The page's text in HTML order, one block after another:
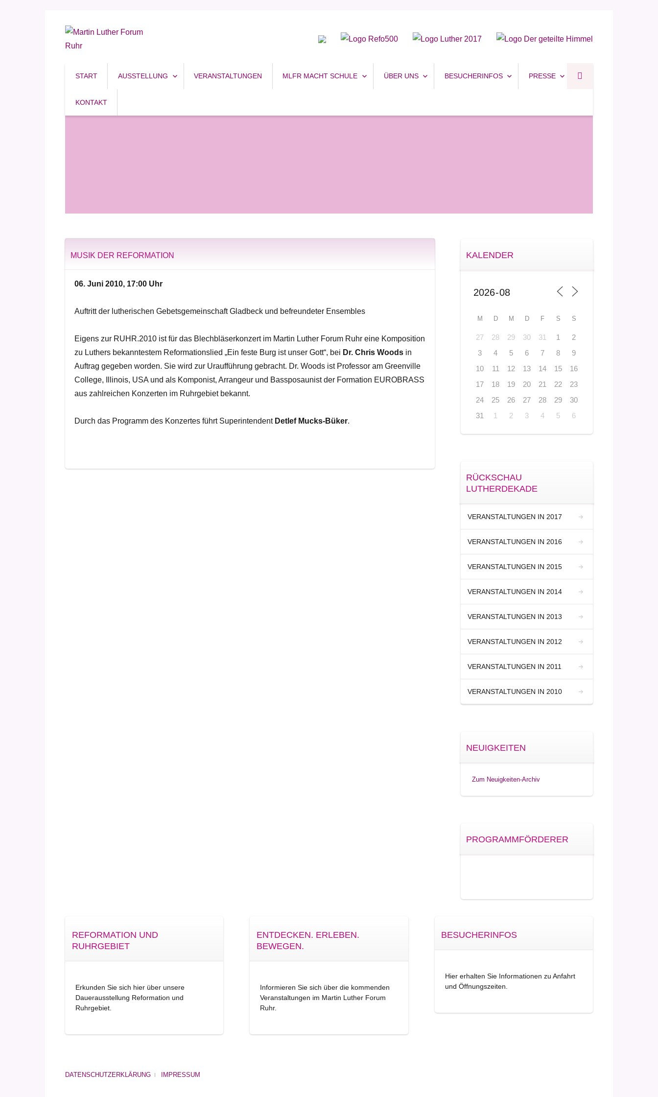
Martin Luther Forum Ruhr
START AUSSTELLUNG VERANSTALTUNGEN MLFR MACHT SCHULE ÜBER UNS BESUCHERINFOS PRESSE
KONTAKT
MUSIK DER REFORMATION
06. Juni 2010, 17:00 Uhr
Auftritt der lutherischen Gebetsgemeinschaft Gladbeck und befreundeter Ensembles
Eigens zur RUHR.2010 ist für das Blechbläserkonzert im Martin Luther Forum Ruhr eine Komposition
zu Luthers bekanntestem Reformationslied „Ein feste Burg ist unser Gott“, bei Dr. Chris Woodsin
Auftrag gegeben worden. Sie wird zur Uraufführung gebracht. Dr. Woods ist Professor am Greenville
College, Illinois, USA und als Komponist, Arrangeur und Bassposaunist der Formation EUROBRASS
aus zahlreichen Konzerten im Ruhrgebiet bekannt.
Durch das Programm des Konzertes führt Superintendent Detlef Mucks-Büker.
KALENDER
M D M D F S S
27 28 29 30 31 1
2
3
4 5 6 7 8
9
10
11 12 13 14 15
16
17
18 19 20 21 22
23
24
25 26 27 28 29
30
31
1 2 3 4 5 6
RÜCKSCHAU
LUTHERDEKADE
VERANSTALTUNGEN IN 2017
VERANSTALTUNGEN IN 2016
VERANSTALTUNGEN IN 2015
VERANSTALTUNGEN IN 2014
VERANSTALTUNGEN IN 2013
VERANSTALTUNGEN IN 2012
VERANSTALTUNGEN IN 2011
VERANSTALTUNGEN IN 2010
NEUIGKEITEN
Zum Neuigkeiten-Archiv
PROGRAMMFÖRDERER
REFORMATION UND
RUHRGEBIET
Erkunden Sie sich hier über unsere
Dauerausstellung Reformation und
Ruhrgebiet.
ENTDECKEN. ERLEBEN.
BEWEGEN.
Informieren Sie sich über die kommenden
Veranstaltungen im Martin Luther Forum
Ruhr.
BESUCHERINFOS
Hier erhalten Sie Informationen zu Anfahrt
und Öffnungszeiten.
DATENSCHUTZERKLÄRUNG IMPRESSUM